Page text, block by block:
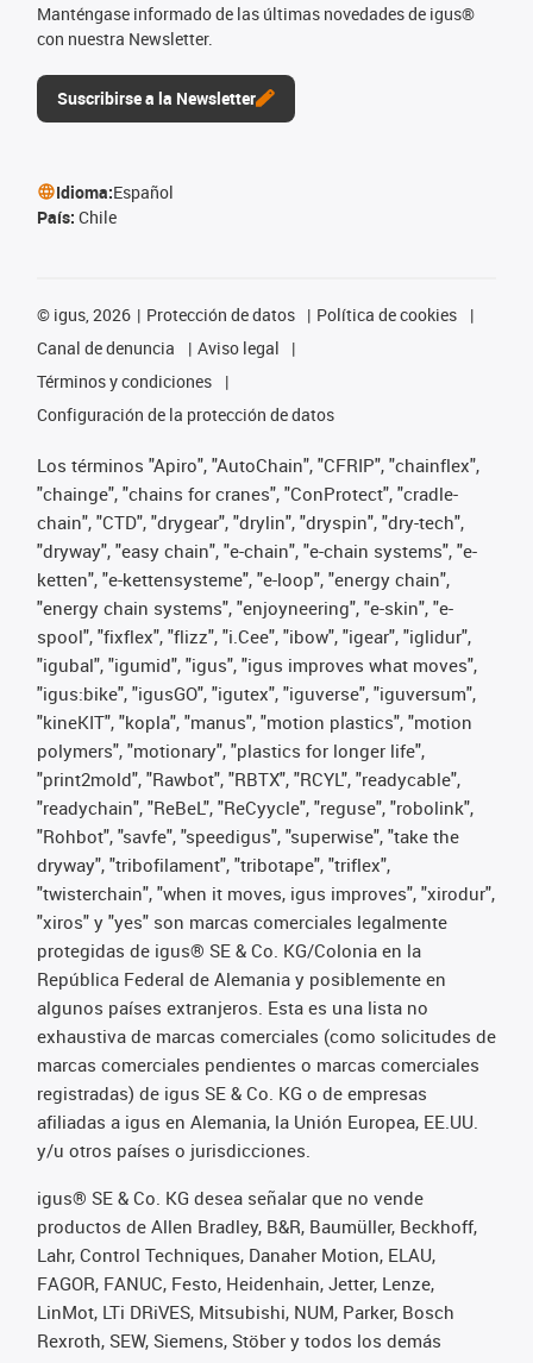
Manténgase informado de las últimas novedades de igus®
con nuestra Newsletter.
Suscribirse a la Newsletter
Idioma:Español
País: Chile
© igus, 2026 Protección de datos
Política de cookies
Canal de denuncia
Aviso legal
Términos y condiciones
Configuración de la protección de datos
Los términos "Apiro", "AutoChain", "CFRIP", "chainflex",
"chainge", "chains for cranes", "ConProtect", "cradle-
chain", "CTD", "drygear", "drylin", "dryspin", "dry-tech",
"dryway", "easy chain", "e-chain", "e-chain systems", "e-
ketten", "e-kettensysteme", "e-loop", "energy chain",
"energy chain systems", "enjoyneering", "e-skin", "e-
spool", "fixflex", "flizz", "i.Cee", "ibow", "igear", "iglidur",
"igubal", "igumid", "igus", "igus improves what moves",
"igus:bike", "igusGO", "igutex", "iguverse", "iguversum",
"kineKIT", "kopla", "manus", "motion plastics", "motion
polymers", "motionary", "plastics for longer life",
"print2mold", "Rawbot", "RBTX", "RCYL", "readycable",
"readychain", "ReBeL", "ReCyycle", "reguse", "robolink",
"Rohbot", "savfe", "speedigus", "superwise", "take the
dryway", "tribofilament", "tribotape", "triflex",
"twisterchain", "when it moves, igus improves", "xirodur",
"xiros" y "yes" son marcas comerciales legalmente
protegidas de igus® SE & Co. KG/Colonia en la
República Federal de Alemania y posiblemente en
algunos países extranjeros. Esta es una lista no
exhaustiva de marcas comerciales (como solicitudes de
marcas comerciales pendientes o marcas comerciales
registradas) de igus SE & Co. KG o de empresas
afiliadas a igus en Alemania, la Unión Europea, EE.UU.
y/u otros países o jurisdicciones.
igus® SE & Co. KG desea señalar que no vende
productos de Allen Bradley, B&R, Baumüller, Beckhoff,
Lahr, Control Techniques, Danaher Motion, ELAU,
FAGOR, FANUC, Festo, Heidenhain, Jetter, Lenze,
LinMot, LTi DRiVES, Mitsubishi, NUM, Parker, Bosch
Rexroth, SEW, Siemens, Stöber y todos los demás